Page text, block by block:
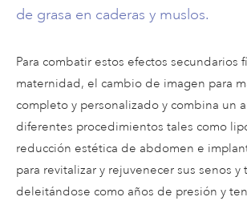
de grasa en caderas y muslos.
Para combatir estos efectos secundarios
maternidad, el cambio de imagen para
completo y personalizado y combina un
diferentes procedimientos tales como
reducción estética de abdomen e
para revitalizar y rejuvenecer sus senos y
deleitándose como años de presión y